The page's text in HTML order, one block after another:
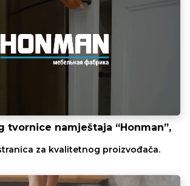
tvornice namještaja “Honman”,
za kvalitetnog proizvođača.